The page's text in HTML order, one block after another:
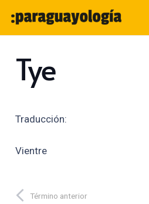
Tye
Traducción:
Vientre
Término anterior